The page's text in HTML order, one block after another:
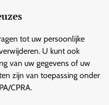
tot uw persoonlijke
U kunt ook
van uw gegevens of uw
zijn van toepassing onder
CPRA.